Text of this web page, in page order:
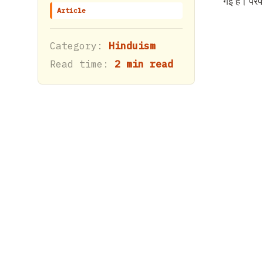
Article
Category: Hinduism
Read time: 2 min read